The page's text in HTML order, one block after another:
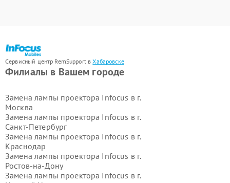
Сервисный центр RemSupport вХабаровске
Филиалы в Вашем городе
Замена лампы проектора Infocus в г.
Москва
Замена лампы проектора Infocus в г.
Санкт-Петербург
Замена лампы проектора Infocus в г.
Краснодар
Замена лампы проектора Infocus в г.
Ростов-на-Дону
Замена лампы проектора Infocus в г.